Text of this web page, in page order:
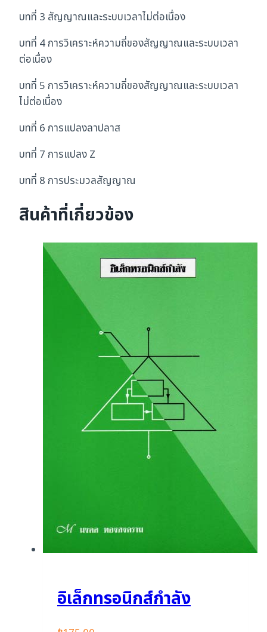
บทที่ 3 สัญญาณและระบบเวลาไม่ต่อเนื่อง
บทที่ 4 การวิเคราะห์ความถี่ของสัญญาณและระบบเวลา
ต่อเนื่อง
บทที่ 5 การวิเคราะห์ความถี่ของสัญญาณและระบบเวลา
ไม่ต่อเนื่อง
บทที่ 6 การแปลงลาปลาส
บทที่ 7 การแปลง Z
บทที่ 8 การประมวลสัญญาณ
สินค้าที่เกี่ยวข้อง
อิเล็กทรอนิกส์กำลัง